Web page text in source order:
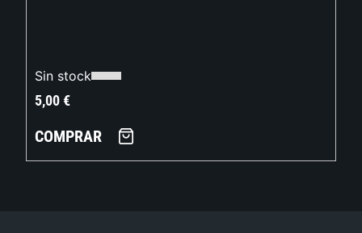
Sin stock
5,00€
COMPRAR